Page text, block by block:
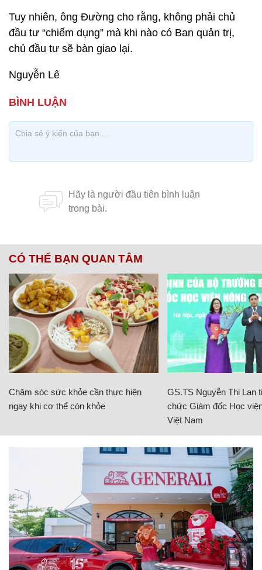
Tuy nhiên, ông Đường cho rằng, không phải chủ
đầu tư “chiếm dụng” mà khi nào có Ban quản trị,
chủ đầu tư sẽ bàn giao lại.
Nguyễn Lê
CÓ THỂ BẠN QUAN TÂM
Chăm sóc sức khỏe cần thực hiện
ngay khi cơ thể còn khỏe
GS.TS Nguyễn Thị Lan
chức Giám đốc Học
Việt Nam